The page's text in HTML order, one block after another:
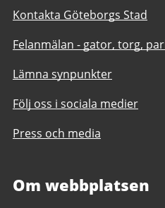
Kontakta Göteborgs Stad
Felanmälan - gator, torg,
Lämna synpunkter
Följ oss i sociala medier
Press och media
Om webbplatsen